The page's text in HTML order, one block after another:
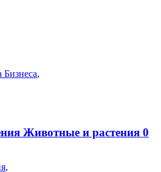
,
Животные и растения 0
,